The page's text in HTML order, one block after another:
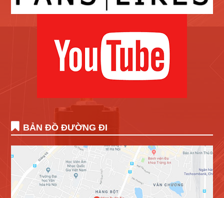
BẢN ĐỒ ĐƯỜNG ĐI